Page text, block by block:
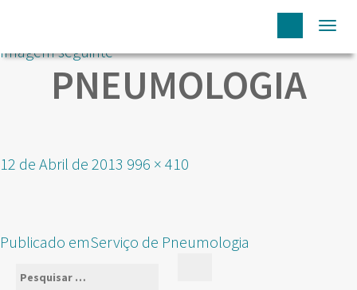
Imagem seguinte
PNEUMOLOGIA
Publicado
12 de Abril de 2013 Tamanho
996 × 410
NAVEGAÇÃO
Publicado emServiço de Pneumologia
Pesquisar